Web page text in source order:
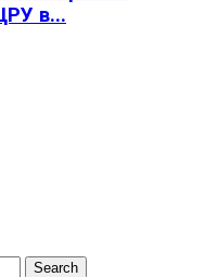
в...
Search